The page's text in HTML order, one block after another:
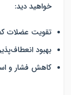
خواهید دید:
تقویت عضلات
بهبود
کاهش فشار و